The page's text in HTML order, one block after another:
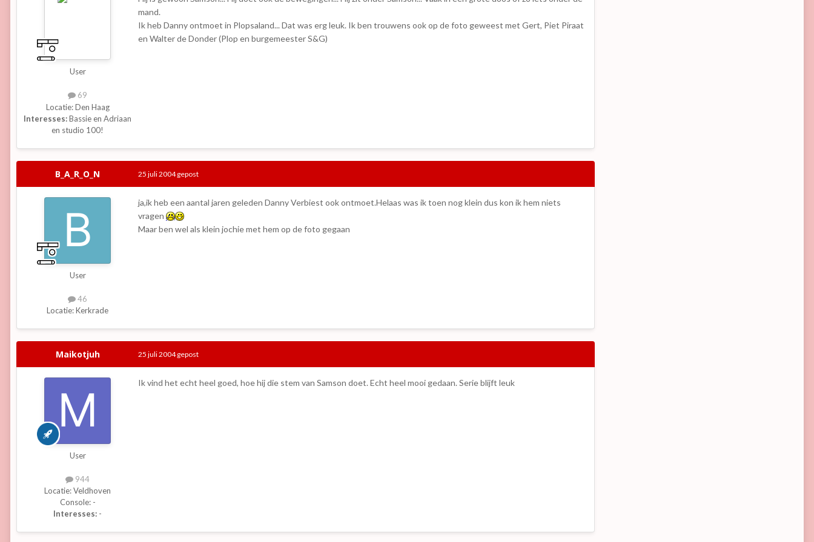
User
69
Locatie:Den Haag
Interesses:Bassie en Adriaan
en studio 100!
mand.
Ik heb Danny ontmoet in Plopsaland... Dat was erg leuk. Ik ben trouwens ook op de foto geweest met Gert, Piet Piraat
en Walter de Donder (Plop en burgemeester S&G)
B_A_R_O_N
User
46
Locatie:Kerkrade
25 juli 2004gepost
ja,ik heb een aantal jaren geleden Danny Verbiest ook ontmoet.Helaas was ik toen nog klein dus kon ik hem niets
vragen
Maar ben wel als klein jochie met hem op de foto gegaan
Maikotjuh
User
944
Locatie:Veldhoven
Console: -
Interesses: -
25 juli 2004gepost
Ik vind het echt heel goed, hoe hij die stem van Samson doet. Echt heel mooi gedaan. Serie blijft leuk